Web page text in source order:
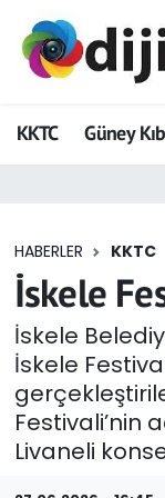
KKTC Güney
HABERLER KKTC
İskele
İskele
İskele
Festivali’nin
Livaneli
Dijigazete
Eğitim
Ekonomi
Foto
GEZİ
Hava
Trafik
Tüm
Son
Haber